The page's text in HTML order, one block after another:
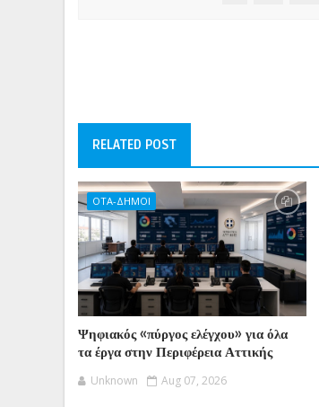
RELATED POST
ΟΤΑ-ΔΗΜΟΙ
Ψηφιακός «πύργος ελέγχου» για όλα
τα έργα στην Περιφέρεια Αττικής
Unknown Aug 07, 2026